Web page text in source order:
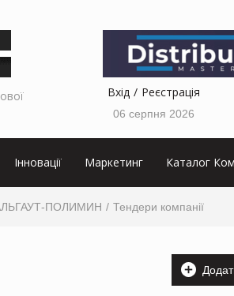
Вхід Реєстрація
06 серпня 2026
Інновації Маркетинг Каталог
ПОЛИМИН Тендери компанії